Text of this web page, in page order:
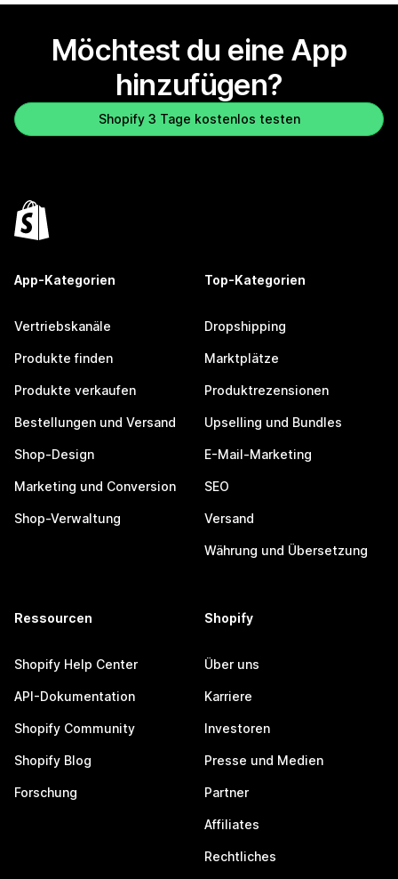
Möchtest du eine App
hinzufügen?
Shopify 3 Tage kostenlos testen
App-Kategorien
Vertriebskanäle
Produkte finden
Produkte verkaufen
Bestellungen und Versand
Shop-Design
Marketing und Conversion
Shop-Verwaltung
Top-Kategorien
Dropshipping
Marktplätze
Produktrezensionen
Upselling und Bundles
E-Mail-Marketing
SEO
Versand
Währung und Übersetzung
Ressourcen
Shopify Help Center
API-Dokumentation
Shopify Community
Shopify Blog
Forschung
Shopify
Über uns
Karriere
Investoren
Presse und Medien
Partner
Affiliates
Rechtliches